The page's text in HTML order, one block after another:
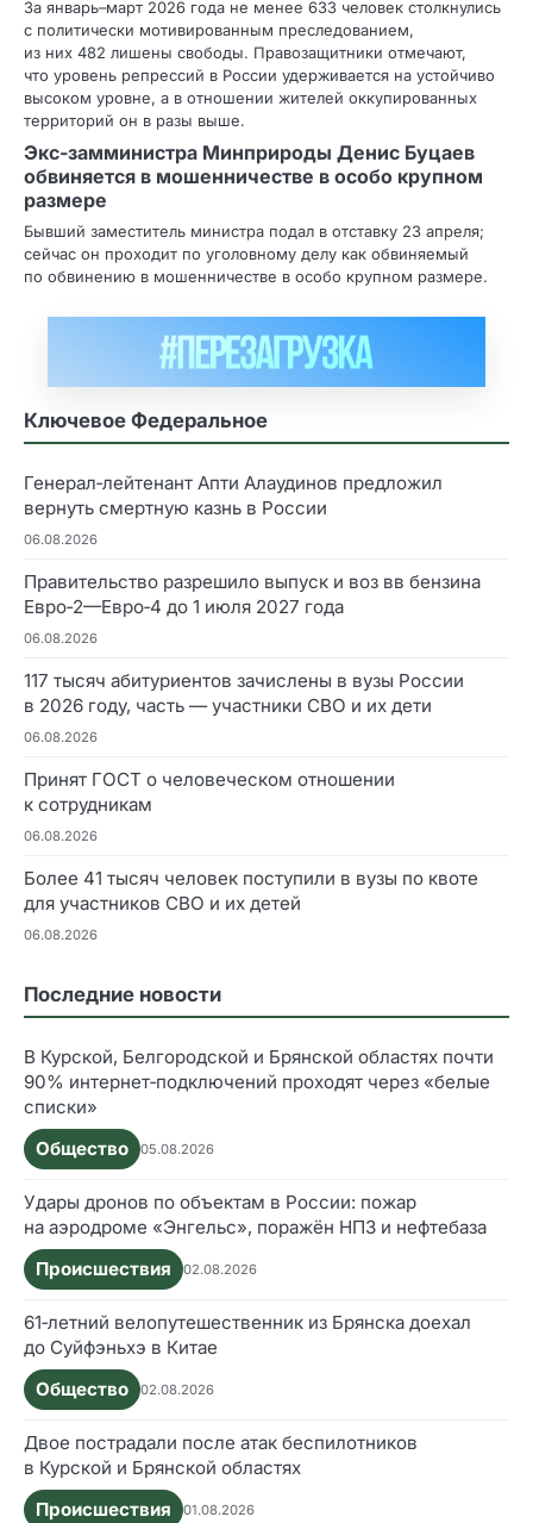
За январь–март 2026 года не менее 633 человек столкнулись
с политически мотивированным преследованием,
из них 482 лишены свободы. Правозащитники отмечают,
что уровень репрессий в России удерживается на устойчиво
высоком уровне, а в отношении жителей оккупированных
территорий он в разы выше.
Экс‑замминистра Минприроды Денис Буцаев
обвиняется в мошенничестве в особо крупном
размере
Бывший заместитель министра подал в отставку 23 апреля;
сейчас он проходит по уголовному делу как обвиняемый
по обвинению в мошенничестве в особо крупном размере.
Ключевое Федеральное
Генерал‑лейтенант Апти Алаудинов предложил
вернуть смертную казнь в России
06.08.2026
Правительство разрешило выпуск и воз вв бензина
Евро‑2—Евро‑4 до 1 июля 2027 года
06.08.2026
117 тысяч абитуриентов зачислены в вузы России
в 2026 году, часть — участники СВО и их дети
06.08.2026
Принят ГОСТ о человеческом отношении
к сотрудникам
06.08.2026
Более 41 тысяч человек поступили в вузы по квоте
для участников СВО и их детей
06.08.2026
Последние новости
В Курской, Белгородской и Брянской областях почти
90% интернет‑подключений проходят через «белые
списки»
Общество
05.08.2026
Удары дронов по объектам в России: пожар
на аэродроме «Энгельс», поражён НПЗ и нефтебаза
Происшествия
02.08.2026
61‑летний велопутешественник из Брянска доехал
до Суйфэньхэ в Китае
Общество
02.08.2026
Двое пострадали после атак беспилотников
в Курской и Брянской областях
Происшествия
01.08.2026